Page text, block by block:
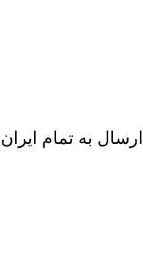
ارسال به تمام ایران